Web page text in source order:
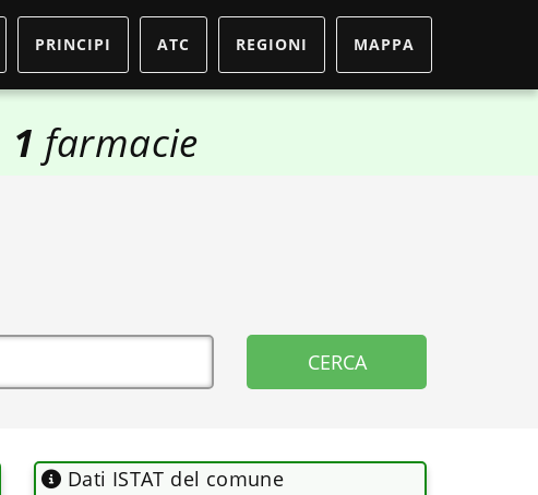
PRINCIPI ATC REGIONI MAPPA
1 farmacie
Dati ISTAT del comune